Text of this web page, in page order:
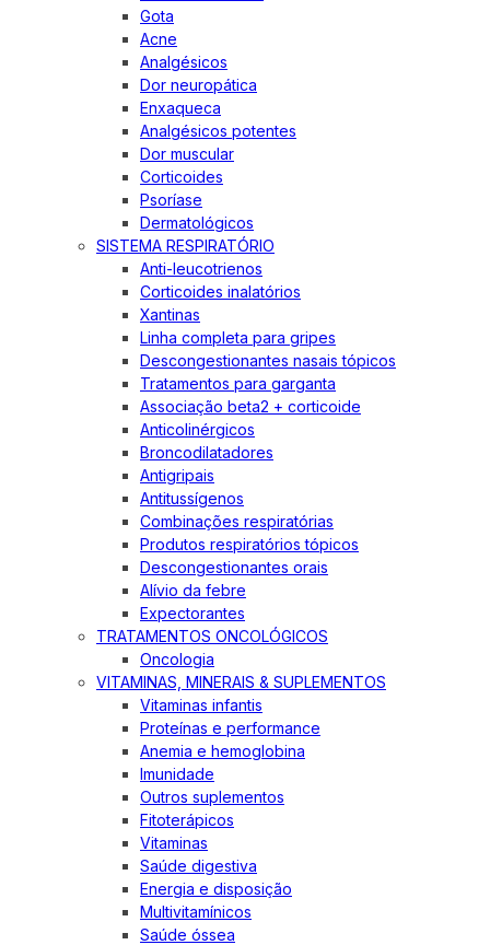
Gota
Acne
Analgésicos
Dor neuropática
Enxaqueca
Analgésicos potentes
Dor muscular
Corticoides
Psoríase
Dermatológicos
SISTEMA RESPIRATÓRIO
Anti-leucotrienos
Corticoides inalatórios
Xantinas
Linha completa para gripes
Descongestionantes nasais tópicos
Tratamentos para garganta
Associação beta2 + corticoide
Anticolinérgicos
Broncodilatadores
Antigripais
Antitussígenos
Combinações respiratórias
Produtos respiratórios tópicos
Descongestionantes orais
Alívio da febre
Expectorantes
TRATAMENTOS ONCOLÓGICOS
Oncologia
VITAMINAS, MINERAIS & SUPLEMENTOS
Vitaminas infantis
Proteínas e performance
Anemia e hemoglobina
Imunidade
Outros suplementos
Fitoterápicos
Vitaminas
Saúde digestiva
Energia e disposição
Multivitamínicos
Saúde óssea